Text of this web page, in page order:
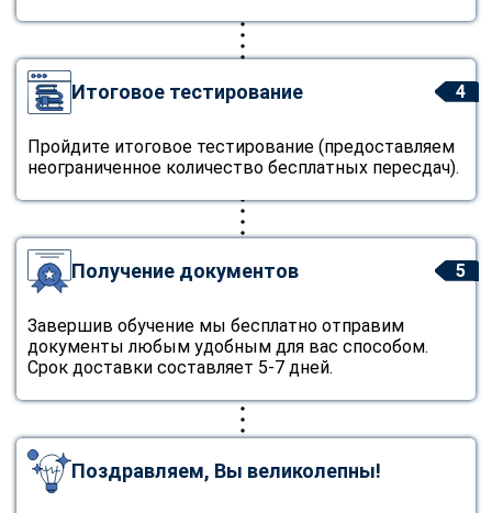
4
Итоговое тестирование
Пройдите итоговое тестирование (предоставляем
неограниченное количество бесплатных пересдач).
5
Получение документов
Завершив обучение мы бесплатно отправим
документы любым удобным для вас способом.
Срок доставки составляет 5-7 дней.
Поздравляем, Вы великолепны!